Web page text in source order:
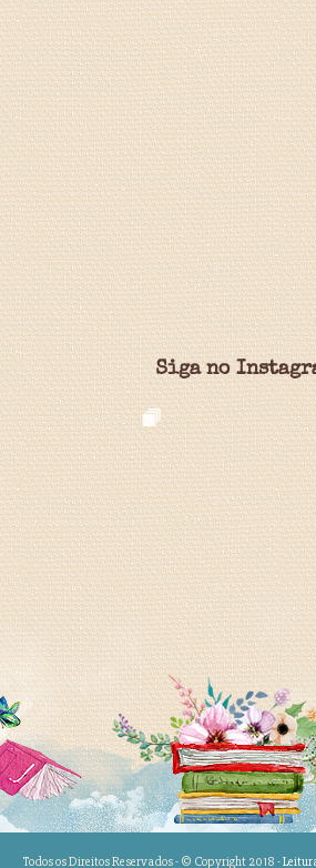
Siga no
Todos os Direitos Reservados - © Copyright 2018 -